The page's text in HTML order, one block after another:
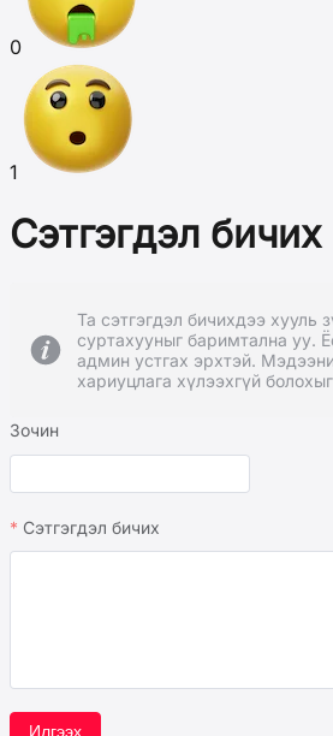
0
1
Сэтгэгдэл бичих
Та сэтгэгдэл бичихдээ хууль
суртахууныг баримтална уу.
админ устгах эрхтэй.
хариуцлага хүлээхгүй
Зочин
Сэтгэгдэл бичих
Илгээх